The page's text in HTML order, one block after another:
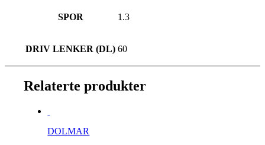
SPOR 1.3
DRIV LENKER (DL) 60
Relaterte produkter
DOLMAR